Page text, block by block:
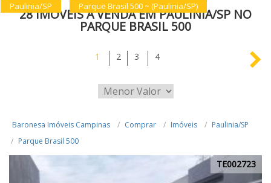
Paulinia/SP Parque Brasil 500 ~ (Paulinia/SP)
28 IMÓVEIS À VENDA EM PAULINIA/SP NO
PARQUE BRASIL 500
1 2 3 4
Baronesa Imóveis Campinas Comprar Imóveis
Paulinia/SP
Parque Brasil 500
TE002723